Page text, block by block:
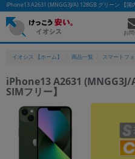
iPhone13 A2631 (MNGG3J/A) 128GB グリーン 【
お
イオシス 【ホーム】 商品一覧 スマートフ
iPhone13 A2631 (MNGG3J/
SIMフリー】かんたんパソコン検
フリーワード